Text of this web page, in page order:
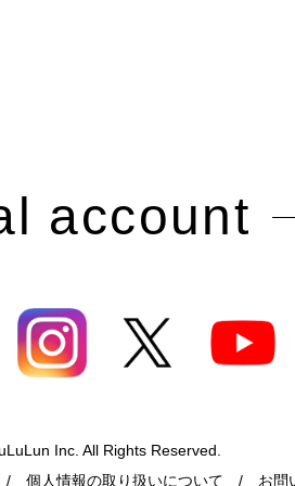
account
Inc. All Rights Reserved.
個人情報の取り扱いについて お問